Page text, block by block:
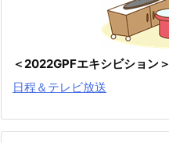
＜2022GPFエキシビション＞
日程＆テレビ放送